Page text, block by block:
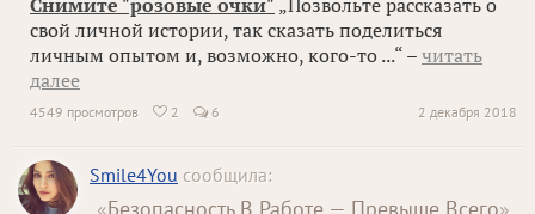
Снимите "розовые очки" „Позвольте рассказать о
свой личной истории, так сказать поделиться
личным опытом и, возможно, кого-то ...“ – читать
далее
2 декабря 2018
4549 просмотров  2 6
Smile4You сообщила: